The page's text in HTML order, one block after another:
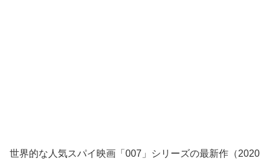
世界的な人気スパイ映画「007」シリーズの最新作（2020